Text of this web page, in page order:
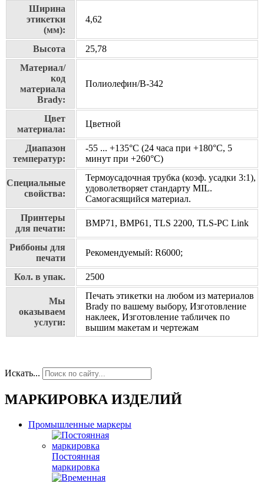
Ширина
этикетки
(мм):
4,62
Высота
25,78
Материал/
код
материала
Brady:
Полиолефин/В-342
Цвет
материала:
Цветной
Диапазон
температур:
-55 ... +135°С (24 часа при +180°С, 5
минут при +260°С)
Специальные
свойства:
Термоусадочная трубка (коэф. усадки 3:1),
удоволетворяет стандарту MIL.
Самогасящийся материал.
Принтеры
для печати:
BMP71, BMP61, TLS 2200, TLS-PC Link
Риббоны для
печати
Рекомендуемый: R6000;
Кол. в упак. 2500
Мы
оказываем
услуги:
Печать этикетки на любом из материалов
Brady по вашему выбору, Изготовление
наклеек, Изготовление табличек по
вышим макетам и чертежам
Искать...
МАРКИРОВКА ИЗДЕЛИЙ
Промышленные маркеры
Постоянная
маркировка